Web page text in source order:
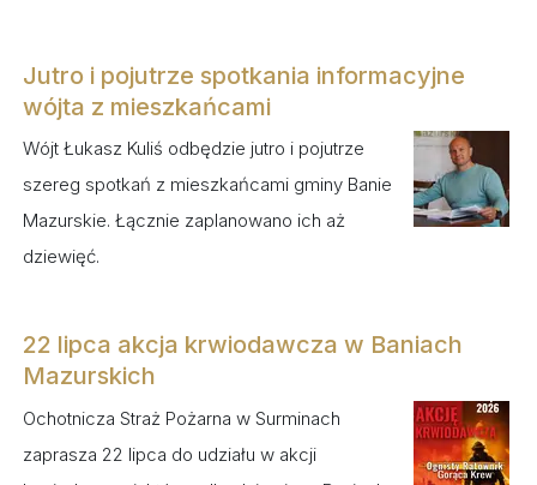
Jutro i pojutrze spotkania informacyjne
wójta z mieszkańcami
Wójt Łukasz Kuliś odbędzie jutro i pojutrze
szereg spotkań z mieszkańcami gminy Banie
Mazurskie. Łącznie zaplanowano ich aż
dziewięć.
22 lipca akcja krwiodawcza w Baniach
Mazurskich
Ochotnicza Straż Pożarna w Surminach
zaprasza 22 lipca do udziału w akcji